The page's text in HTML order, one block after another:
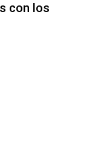
con los